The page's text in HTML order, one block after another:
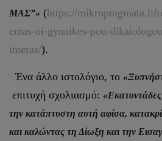
ΜΑΣ”» (https://
emas-oi-gynaikes-pou-
imeras/).
Ένα άλλο ιστολόγιο, το
επιτυχή σχολιασμό:
την κατάπτυστη αυτή αφίσα,
και καλώντας τη Δίωξη και την